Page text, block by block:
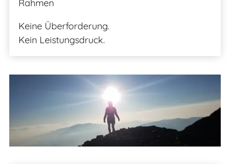
Rahmen
Keine Überforderung.
Kein Leistungsdruck.